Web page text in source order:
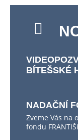
BÍTEŠSKÉ
NADAČNÍ
Zveme Vás na
fondu